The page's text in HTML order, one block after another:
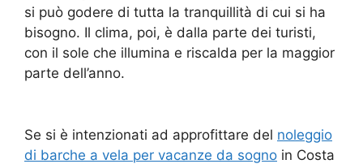
si può godere di tutta la tranquillità di cui si ha
bisogno. Il clima, poi, è dalla parte dei turisti,
con il sole che illumina e riscalda per la maggior
parte dell’anno.
Se si è intenzionati ad approfittare del noleggio
di barche a vela per vacanze da sogno in Costa